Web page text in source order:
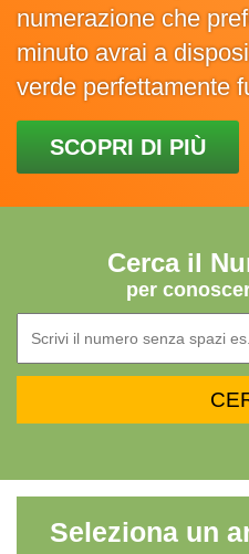
numerazione che
minuto avrai a
verde perfettamente
SCOPRI DI PIÙ
Cerca il
per
Seleziona un